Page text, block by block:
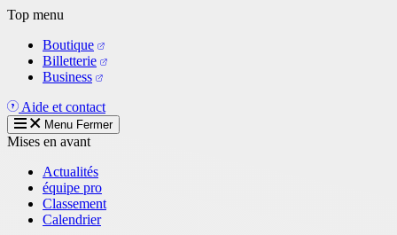
Aller
contenu
principal
Top menu
Boutique
Billetterie
Business
Aide et contact
Menu Fermer
Mises en avant
Actualités
équipe pro
Classement
Calendrier